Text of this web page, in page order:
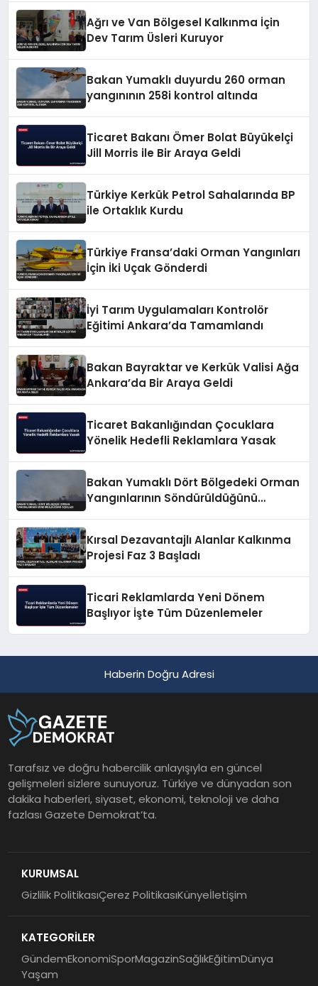
Ağrı ve Van Bölgesel Kalkınma İçin
Dev Tarım Üsleri Kuruyor
Bakan Yumaklı duyurdu 260 orman
yangınının 258i kontrol altında
Ticaret Bakanı Ömer Bolat Büyükelçi
Jill Morris ile Bir Araya Geldi
Türkiye Kerkük Petrol Sahalarında BP
ile Ortaklık Kurdu
Türkiye Fransa’daki Orman Yangınları
İçin İki Uçak Gönderdi
İyi Tarım Uygulamaları Kontrolör
Eğitimi Ankara’da Tamamlandı
Bakan Bayraktar ve Kerkük Valisi Ağa
Ankara’da Bir Araya Geldi
Ticaret Bakanlığından Çocuklara
Yönelik Hedefli Reklamlara Yasak
Bakan Yumaklı Dört Bölgedeki Orman
Yangınlarının Söndürüldüğünü
Kırsal Dezavantajlı Alanlar Kalkınma
Projesi Faz 3 Başladı
Ticari Reklamlarda Yeni Dönem
Başlıyor İşte Tüm Düzenlemeler
Haberin Doğru Adresi
Tarafsız ve doğru habercilik anlayışıyla en güncel
gelişmeleri sizlere sunuyoruz. Türkiye ve dünyadan son
dakika haberleri, siyaset, ekonomi, teknoloji ve daha
fazlası Gazete Demokrat’ta.
KURUMSAL
Gizlilik PolitikasıÇerez PolitikasıKünyeİletişim
KATEGORİLER
GündemEkonomiSporMagazinSağlıkEğitimDünya
Yaşam